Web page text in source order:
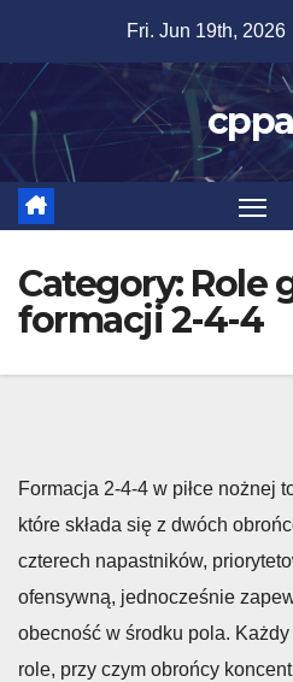
content
Fri. Jun 19th, 2026
Category: Role
formacji 2-4-4
Formacja 2-4-4 w piłce nożnej
które składa się z dwóch
czterech napastników,
ofensywną, jednocześnie
obecność w środku pola.
role, przy czym obrońcy